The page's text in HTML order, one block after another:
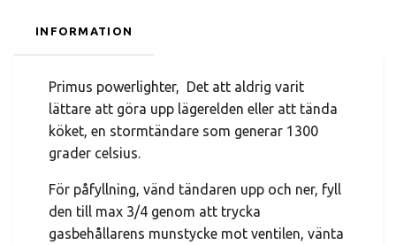
INFORMATION
Primus powerlighter, Det att aldrig varit
lättare att göra upp lägerelden eller att tända
köket, en stormtändare som generar 1300
grader celsius.
För påfyllning, vänd tändaren upp och ner, fyll
den till max 3/4 genom att trycka
gasbehållarens munstycke mot ventilen, vänta